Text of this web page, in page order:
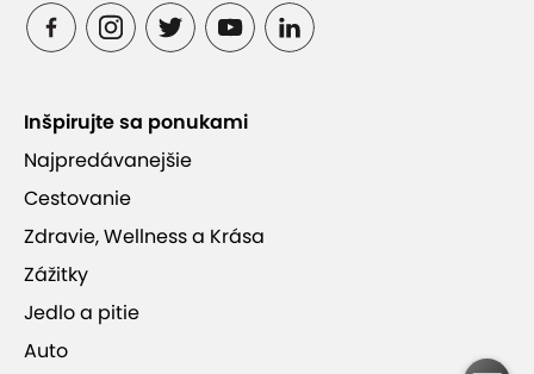
Inšpirujte sa ponukami
Najpredávanejšie
Cestovanie
Zdravie, Wellness a Krása
Zážitky
Jedlo a pitie
Auto